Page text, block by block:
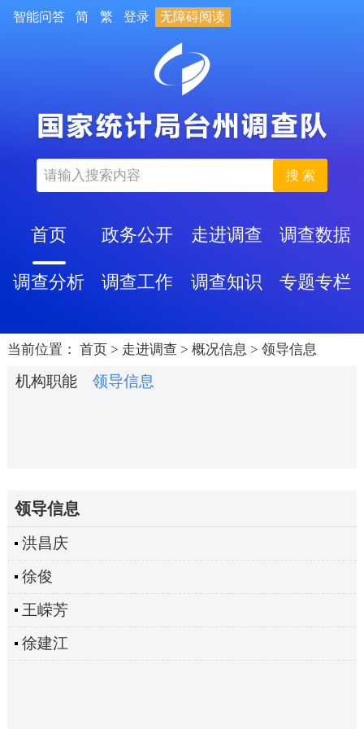
智能问答 简 繁 登录 无障碍阅读
搜 索
首页 政务公开 走进调查 调查数据
调查分析 调查工作 调查知识 专题专栏
当前位置： 首页 > 走进调查 > 概况信息 > 领导信息
机构职能 领导信息
领导信息
洪昌庆
徐俊
王嵘芳
徐建江